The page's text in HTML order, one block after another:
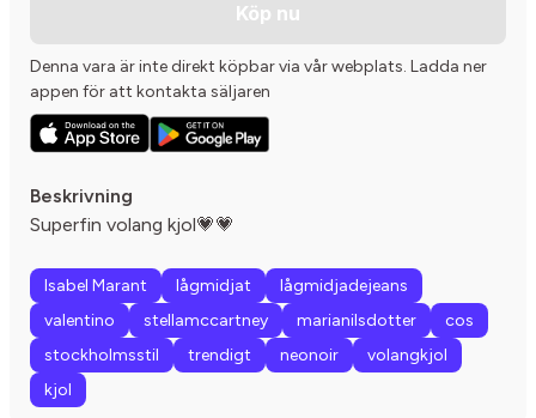
Köp nu
Denna vara är inte direkt köpbar via vår webplats. Ladda ner
appen för att kontakta säljaren
Beskrivning
Superfin volang kjol💗💗
Isabel Marant lågmidjat
lågmidjadejeans
valentino
stellamccartney marianilsdotter
cos
stockholmsstil
trendigt neonoir
volangkjol
kjol